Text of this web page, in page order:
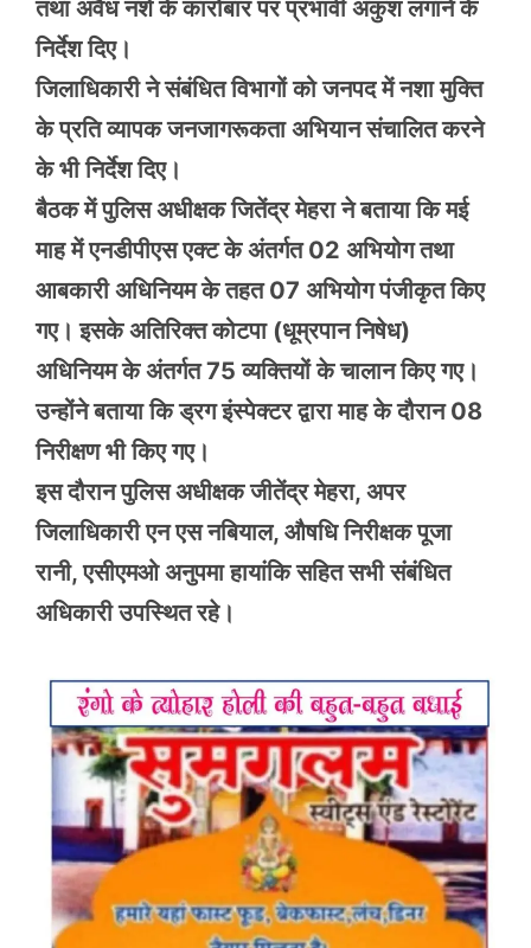
तथा अवैध नशे के कारोबार पर प्रभावी अंकुश लगाने के
निर्देश दिए।
जिलाधिकारी ने संबंधित विभागों को जनपद में नशा मुक्ति
के प्रति व्यापक जनजागरूकता अभियान संचालित करने
के भी निर्देश दिए।
बैठक में पुलिस अधीक्षक जितेंद्र मेहरा ने बताया कि मई
माह में एनडीपीएस एक्ट के अंतर्गत 02 अभियोग तथा
आबकारी अधिनियम के तहत 07 अभियोग पंजीकृत किए
गए। इसके अतिरिक्त कोटपा (धूम्रपान निषेध)
अधिनियम के अंतर्गत 75 व्यक्तियों के चालान किए गए।
उन्होंने बताया कि ड्रग इंस्पेक्टर द्वारा माह के दौरान 08
निरीक्षण भी किए गए।
इस दौरान पुलिस अधीक्षक जीतेंद्र मेहरा, अपर
जिलाधिकारी एन एस नबियाल, औषधि निरीक्षक पूजा
रानी, एसीएमओ अनुपमा हायांकि सहित सभी संबंधित
अधिकारी उपस्थित रहे।